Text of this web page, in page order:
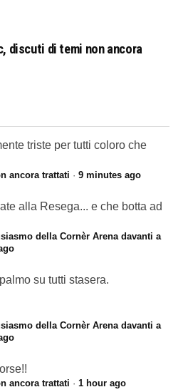
discuti di temi non ancora
triste per tutti coloro che
ancora trattati · 9 minutes ago
alla Resega... e che botta ad
della Cornèr Arena davanti a
su tutti stasera.
della Cornèr Arena davanti a
ancora trattati · 1 hour ago